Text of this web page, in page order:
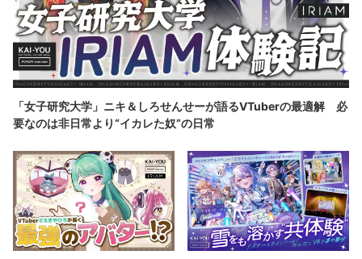
「女子研究大学」ニキ＆しろせんせーが語るVTuberの最適解 必
要なのは非日常より“イカレた奴”の日常